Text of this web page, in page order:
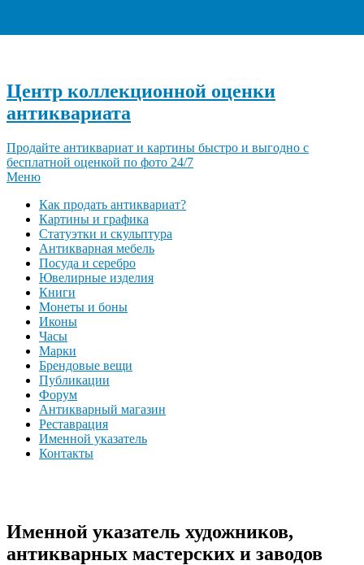
Центр коллекционной оценки
антиквариата
Продайте антиквариат и картины быстро и выгодно с
бесплатной оценкой по фото 24/7
Меню
Как продать антиквариат?
Картины и графика
Статуэтки и скульптура
Антикварная мебель
Посуда и серебро
Ювелирные изделия
Книги
Монеты и боны
Иконы
Часы
Марки
Брендовые вещи
Публикации
Форум
Антикварный магазин
Реставрация
Именной указатель
Контакты
Именной указатель художников,
антикварных мастерских и заводов